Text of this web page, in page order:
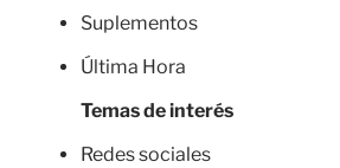
Suplementos
Última Hora
Temas de interés
Redes sociales